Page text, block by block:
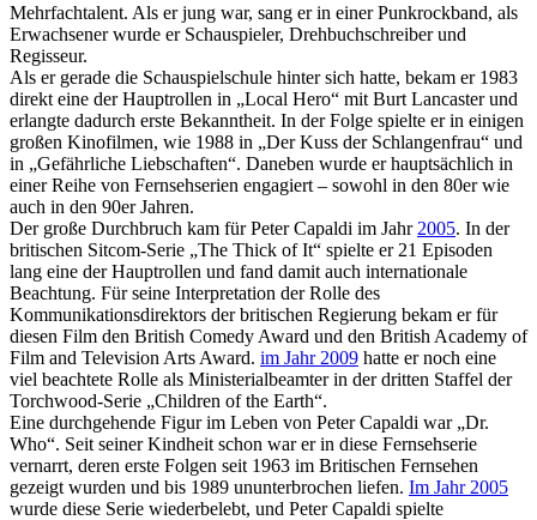
Mehrfachtalent. Als er jung war, sang er in einer Punkrockband, als
Erwachsener wurde er Schauspieler, Drehbuchschreiber und
Regisseur.
Als er gerade die Schauspielschule hinter sich hatte, bekam er 1983
direkt eine der Hauptrollen in „Local Hero“ mit Burt Lancaster und
erlangte dadurch erste Bekanntheit. In der Folge spielte er in einigen
großen Kinofilmen, wie 1988 in „Der Kuss der Schlangenfrau“ und
in „Gefährliche Liebschaften“. Daneben wurde er hauptsächlich in
einer Reihe von Fernsehserien engagiert – sowohl in den 80er wie
auch in den 90er Jahren.
Der große Durchbruch kam für Peter Capaldi im Jahr 2005. In der
britischen Sitcom-Serie „The Thick of It“ spielte er 21 Episoden
lang eine der Hauptrollen und fand damit auch internationale
Beachtung. Für seine Interpretation der Rolle des
Kommunikationsdirektors der britischen Regierung bekam er für
diesen Film den British Comedy Award und den British Academy of
Film and Television Arts Award. im Jahr 2009 hatte er noch eine
viel beachtete Rolle als Ministerialbeamter in der dritten Staffel der
Torchwood-Serie „Children of the Earth“.
Eine durchgehende Figur im Leben von Peter Capaldi war „Dr.
Who“. Seit seiner Kindheit schon war er in diese Fernsehserie
vernarrt, deren erste Folgen seit 1963 im Britischen Fernsehen
gezeigt wurden und bis 1989 ununterbrochen liefen. Im Jahr 2005
wurde diese Serie wiederbelebt, und Peter Capaldi spielte